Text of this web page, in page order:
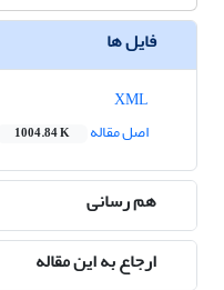
فایل ها
اصل مقاله
1004.84 K
هم رسانی
ارجاع به این مقاله